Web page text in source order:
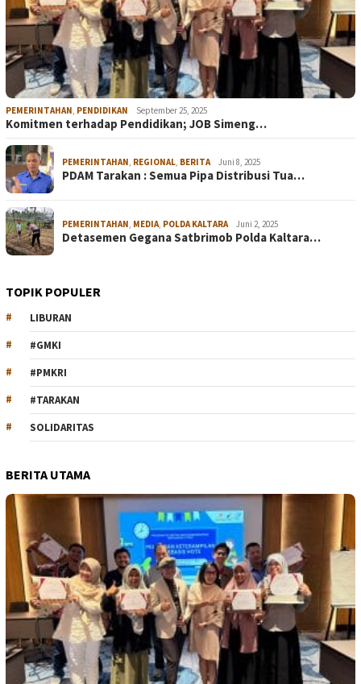
PEMERINTAHAN, PENDIDIKAN September 25, 2025
Komitmen terhadap Pendidikan; JOB Simeng…
PEMERINTAHAN, REGIONAL, BERITA Juni 8, 2025
PDAM Tarakan : Semua Pipa Distribusi Tua…
PEMERINTAHAN, MEDIA, POLDA KALTARA Juni 2, 2025
Detasemen Gegana Satbrimob Polda Kaltara…
TOPIK POPULER
LIBURAN
#GMKI
#PMKRI
#TARAKAN
SOLIDARITAS
BERITA UTAMA